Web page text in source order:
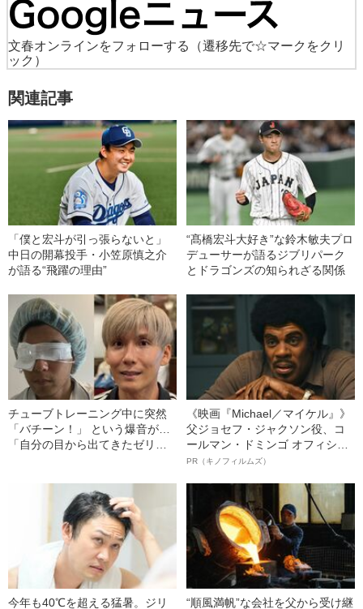
文春オンラインをフォローする
（遷移先で☆マークをクリ
ック）
関連記事
「僕と宏斗が引っ張らないと」
中日の開幕投手・小笠原慎之介
が語る“飛躍の理由”
“髙橋宏斗大好き”な鈴木敏夫プロ
デューサーが語るジブリパーク
とドラゴンズの知られざる関係
チューブトレーニング中に突然
「バチーン！」 という爆音が…
「自分の目から出てきたゼリー
レーした“サッカー選手”が視覚障
害を負った“恐怖の瞬間”を明かす
《映画『Michael／マイケル』》
父ジョセフ・ジャクソン役、コ
ールマン・ドミンゴ オフィシャ
ルインタビュー“観客を魅了した
語る”《日本興収70億円突破》
PR（キノフィルムズ）
今年も40℃を超える猛暑。ジリ
“順風満帆”な会社を父から受け継